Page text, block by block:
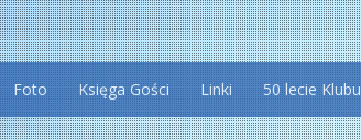
Foto Księga Gości Linki 50 lecie Klubu